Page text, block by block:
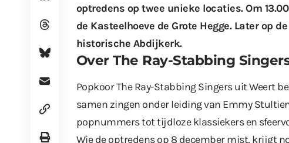
optredens op twee unieke locaties. Om
de Kasteelhoeve de Grote Hegge. Later op
historische Abdijkerk.
Over The Ray-Stabbing
Popkoor The Ray-Stabbing Singers uit Weert
samen zingen onder leiding van Emmy
popnummers tot tijdloze klassiekers en
Wie de optredens op 8 december mist, krijgt